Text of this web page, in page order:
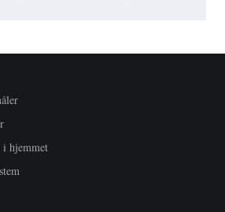
hjemmet